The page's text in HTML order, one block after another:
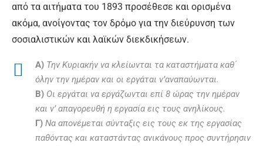
από τα αιτήματα του 1893 προσέθεσε και ορισμένα
ακόμα, ανοίγοντας τον δρόμο για την διεύρυνση των
σοσιαλιστικών και λαϊκών διεκδικήσεων.
Α) Την Κυριακήν να κλείωνται τα καταστήματα καθ΄
όλην την ημέραν και οι εργάται ν’αναπαύωνται.
Β) Οι εργάται να εργάζωνται επί 8 ώρας την ημέραν
και ν’ απαγορευθή η εργασία εις τους ανηλίκους.
Γ) Να απονέμεται σύνταξις εις τους εκ της εργασίας
παθόντας και καταστάντας ανικάνους προς συντήρησιν